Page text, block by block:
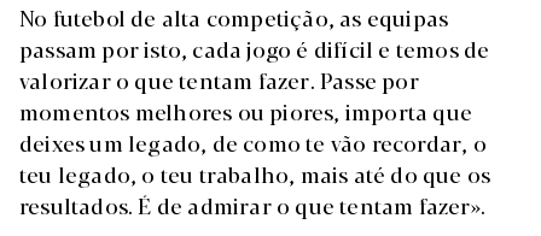
No futebol de alta competição, as equipas
passam por isto, cada jogo é difícil e temos de
valorizar o que tentam fazer. Passe por
momentos melhores ou piores, importa que
deixes um legado, de como te vão recordar, o
teu legado, o teu trabalho, mais até do que os
resultados. É de admirar o que tentam fazer».